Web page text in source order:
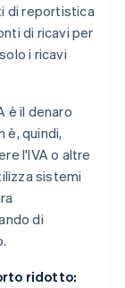
di reportistica
di ricavi per
i ricavi
è il denaro
è, quindi,
l'IVA o altre
sistemi
di
ridotto: